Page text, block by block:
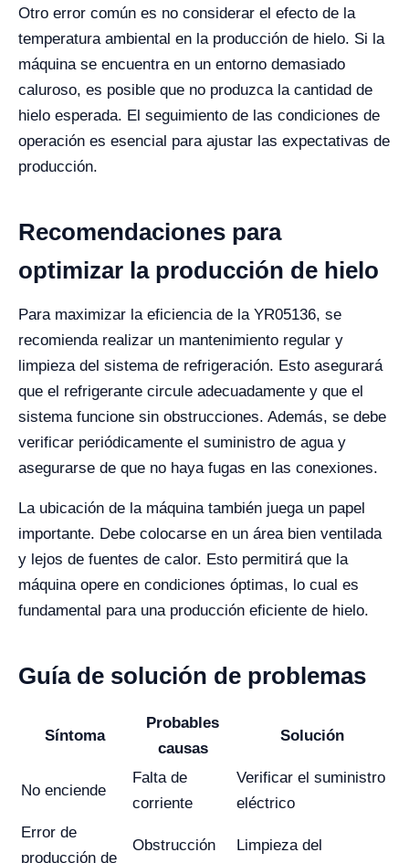
Otro error común es no considerar el efecto de la
temperatura ambiental en la producción de hielo. Si la
máquina se encuentra en un entorno demasiado
caluroso, es posible que no produzca la cantidad de
hielo esperada. El seguimiento de las condiciones de
operación es esencial para ajustar las expectativas de
producción.
Recomendaciones para
optimizar la producción de hielo
Para maximizar la eficiencia de la YR05136, se
recomienda realizar un mantenimiento regular y
limpieza del sistema de refrigeración. Esto asegurará
que el refrigerante circule adecuadamente y que el
sistema funcione sin obstrucciones. Además, se debe
verificar periódicamente el suministro de agua y
asegurarse de que no haya fugas en las conexiones.
La ubicación de la máquina también juega un papel
importante. Debe colocarse en un área bien ventilada
y lejos de fuentes de calor. Esto permitirá que la
máquina opere en condiciones óptimas, lo cual es
fundamental para una producción eficiente de hielo.
Guía de solución de problemas
Síntoma
Probables
causas
Solución
No enciende
Falta de
corriente
Verificar el suministro
eléctrico
Error de
producción de
Obstrucción
Limpieza del